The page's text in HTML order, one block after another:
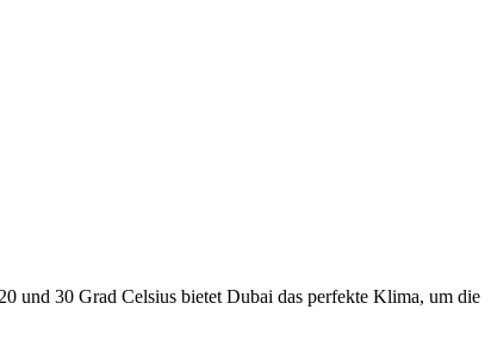
und 30 Grad Celsius bietet Dubai das perfekte Klima, um die